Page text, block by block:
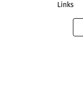
Links